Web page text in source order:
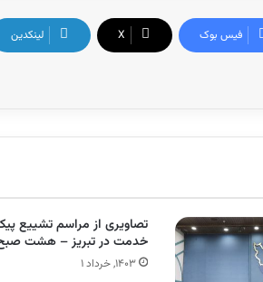
فیس بوک X لینکدین
تصاویری از مراسم تشییع
خدمت در تبریز – هشت
۱۴۰۳, خرداد ۱